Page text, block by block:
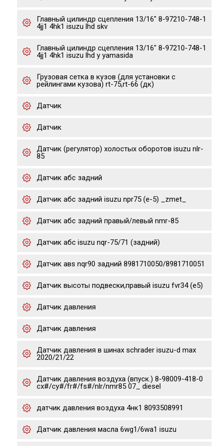
Главный цилиндр сцепления 13/16" 8-97210-748-1
4jj1 4hk1 isuzu lhd skv
Главный цилиндр сцепления 13/16" 8-97210-748-1
4jj1 4hk1 isuzu lhd y yamasida
Грузовая сетка в кузов (для установки с
рейлингами кузова) rt-75,rt-66 (дк)
Датчик
Датчик
Датчик (регулятор) холостых оборотов isuzu nlr-
85
Датчик абс задний
Датчик абс задний isuzu npr75 (е-5) _zmet_
Датчик абс задний правый/левый nmr-85
Датчик абс isuzu nqr-75/71 (задний)
Датчик авs nqr90 задний 8981710050/8981710051
Датчик высоты подвески,правый isuzu fvr34 (e5)
Датчик давления
Датчик давления
Датчик давления в шинах schrader isuzu-d max
2020/21/22
Датчик давления воздуха (впуск.) 8-98009-418-0
cx#/cy#/fr#/fs#/nlr/nmr85 07_ diesel
датчик давления воздуха 4нк1 8093508991
Датчик давления масла 6wg1/6wa1 isuzu